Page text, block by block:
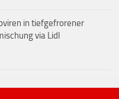
in tiefgefrorener
via Lidl